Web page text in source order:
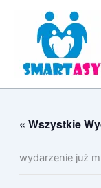
« Wszystkie
wydarzenie już